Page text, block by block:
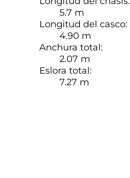
5.7 m
Longitud del casco:
4.90 m
Anchura total:
2.07 m
Eslora total:
7.27 m